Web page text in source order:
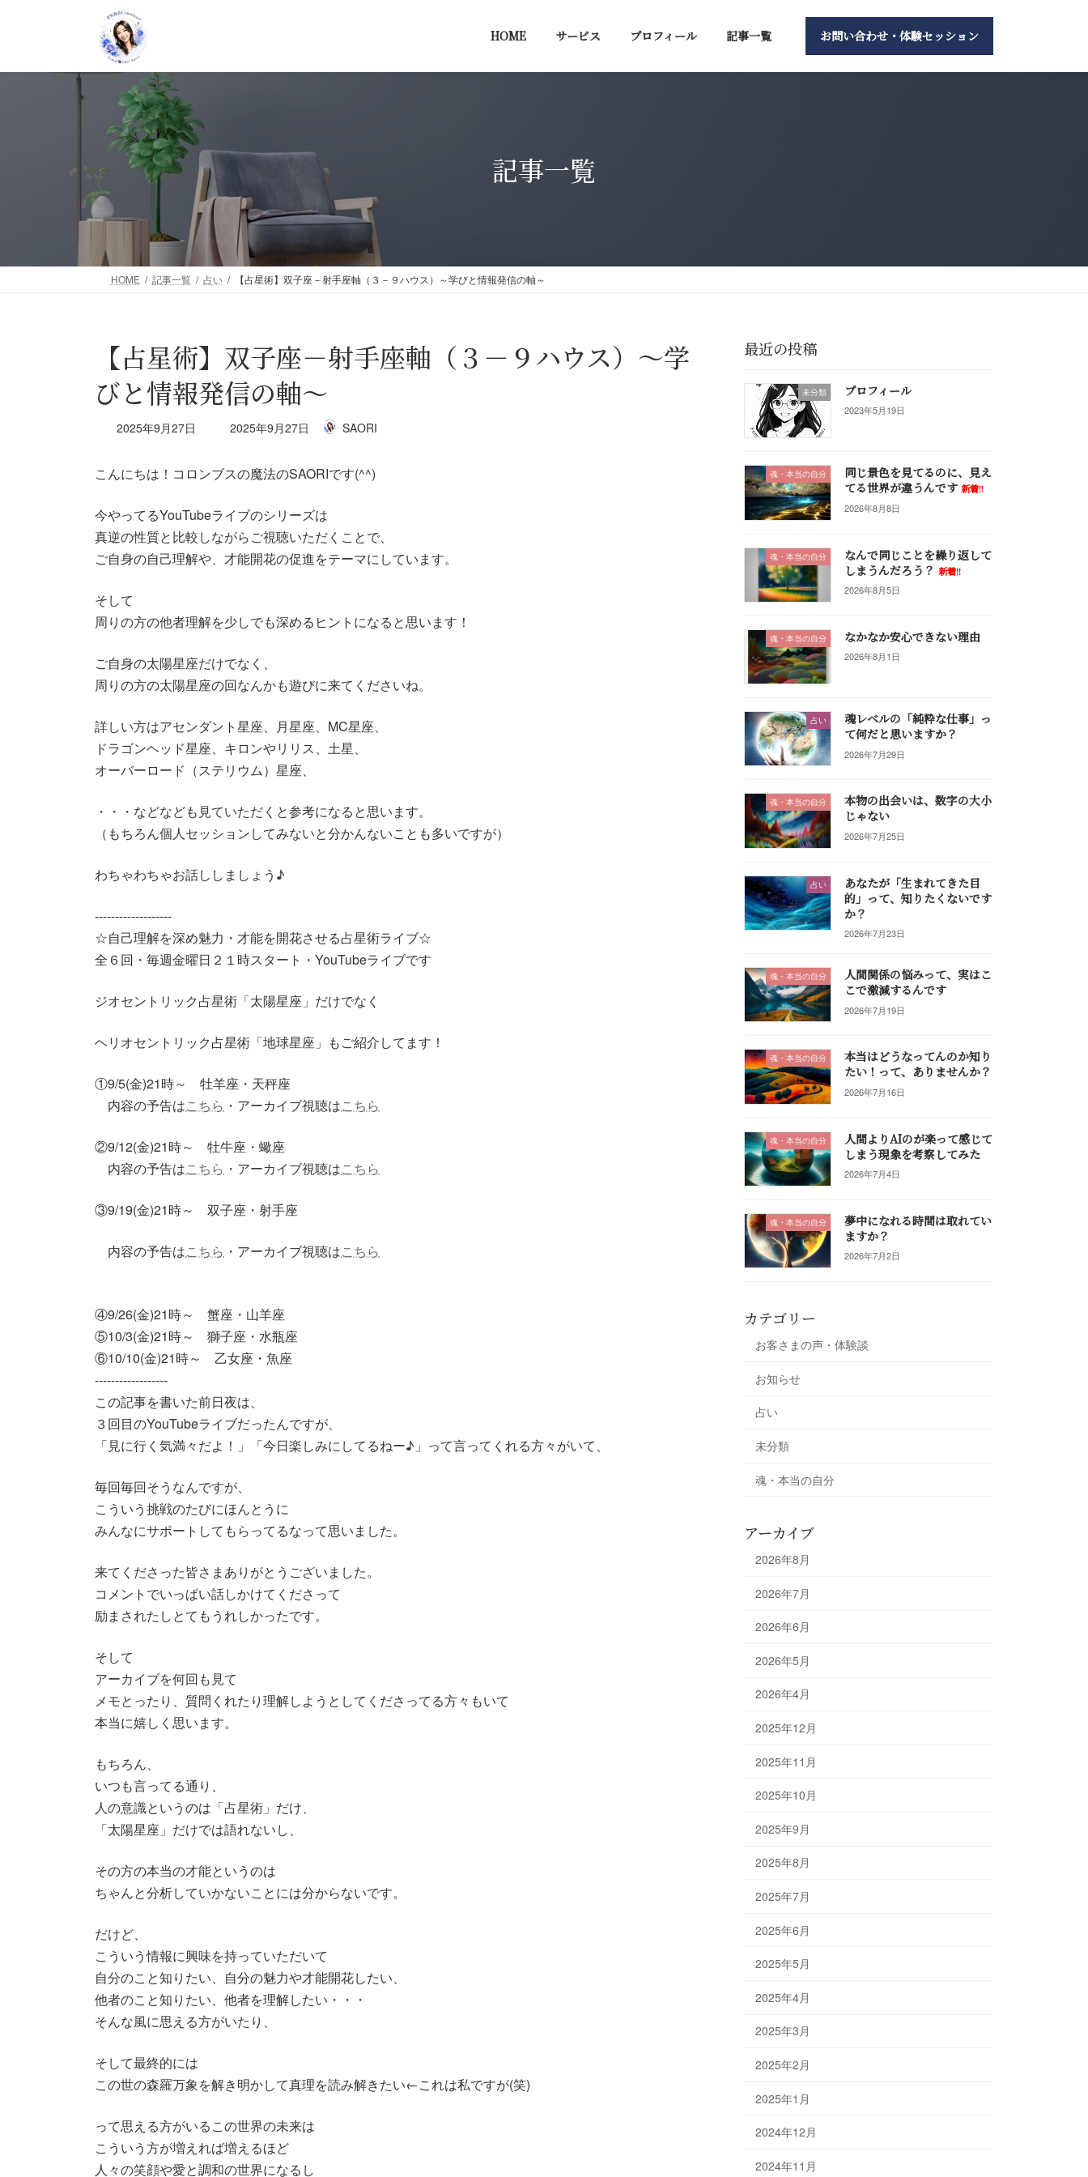
HOME サービス プロフィール 記事一覧 お問い合わせ・体験セッション
記事一覧
HOME 記事一覧 占い 【占星術】双子座－射手座軸（３－９ハウス）～学びと情報発信の軸～
【占星術】双子座－射手座軸（３－９ハウス）～学
びと情報発信の軸～
2025年9月27日
最
新
時
:
2025年9月27日 SAORI
こんにちは！コロンブスの魔法のSAORIです(^^)
今やってるYouTubeライブのシリーズは
真逆の性質と比較しながらご視聴いただくことで、
ご自身の自己理解や、才能開花の促進をテーマにしています。
そして
周りの方の他者理解を少しでも深めるヒントになると思います！
ご自身の太陽星座だけでなく、
周りの方の太陽星座の回なんかも遊びに来てくださいね。
詳しい方はアセンダント星座、月星座、MC星座、
ドラゴンヘッド星座、キロンやリリス、土星、
オーバーロード（ステリウム）星座、
・・・などなども見ていただくと参考になると思います。
（もちろん個人セッションしてみないと分かんないことも多いですが）
わちゃわちゃお話ししましょう♪
-------------------
☆自己理解を深め魅力・才能を開花させる占星術ライブ☆
全６回・毎週金曜日２１時スタート・YouTubeライブです
ジオセントリック占星術「太陽星座」だけでなく
ヘリオセントリック占星術「地球星座」もご紹介してます！
①9/5(金)21時～ 牡羊座・天秤座
内容の予告はこちら ・アーカイブ視聴はこちら
②9/12(金)21時～ 牡牛座・蠍座
内容の予告はこちら ・アーカイブ視聴はこちら
③9/19(金)21時～ 双子座・射手座
内容の予告はこちら ・アーカイブ視聴はこちら
④9/26(金)21時～ 蟹座・山羊座
⑤10/3(金)21時～ 獅子座・水瓶座
⑥10/10(金)21時～ 乙女座・魚座
------------------
この記事を書いた前日夜は、
３回目のYouTubeライブだったんですが、
「見に行く気満々だよ！」「今日楽しみにしてるねー♪」って言ってくれる方々がいて、
毎回毎回そうなんですが、
こういう挑戦のたびにほんとうに
みんなにサポートしてもらってるなって思いました。
来てくださった皆さまありがとうございました。
コメントでいっぱい話しかけてくださって
励まされたしとてもうれしかったです。
そして
アーカイブを何回も見て
メモとったり、質問くれたり理解しようとしてくださってる方々もいて
本当に嬉しく思います。
もちろん、
いつも言ってる通り、
人の意識というのは「占星術」だけ、
「太陽星座」だけでは語れないし、
その方の本当の才能というのは
ちゃんと分析していかないことには分からないです。
だけど、
こういう情報に興味を持っていただいて
自分のこと知りたい、自分の魅力や才能開花したい、
他者のこと知りたい、他者を理解したい・・・
そんな風に思える方がいたり、
そして最終的には
この世の森羅万象を解き明かして真理を読み解きたい←これは私ですが(笑)
って思える方がいるこの世界の未来は
こういう方が増えれば増えるほど
人々の笑顔や愛と調和の世界になるし
最近の投稿
未分類 プロフィール
2023年5月19日
魂・本当の自分
同じ景色を見てるのに、見え
てる世界が違うんです 新着!!
2026年8月8日
魂・本当の自分
なんで同じことを繰り返して
しまうんだろう？ 新着!!
2026年8月5日
魂・本当の自分 なかなか安心できない理由
2026年8月1日
占い
魂レベルの「純粋な仕事」っ
て何だと思いますか？
2026年7月29日
魂・本当の自分
本物の出会いは、数字の大小
じゃない
2026年7月25日
占い
あなたが「生まれてきた目
的」って、知りたくないです
か？
2026年7月23日
魂・本当の自分
人間関係の悩みって、実はこ
こで激減するんです
2026年7月19日
魂・本当の自分
本当はどうなってんのか知り
たい！って、ありませんか？
2026年7月16日
魂・本当の自分
人間よりAIのが楽って感じて
しまう現象を考察してみた
2026年7月4日
魂・本当の自分
夢中になれる時間は取れてい
ますか？
2026年7月2日
カテゴリー
お客さまの声・体験談
お知らせ
占い
未分類
魂・本当の自分
アーカイブ
2026年8月
2026年7月
2026年6月
2026年5月
2026年4月
2025年12月
2025年11月
2025年10月
2025年9月
2025年8月
2025年7月
2025年6月
2025年5月
2025年4月
2025年3月
2025年2月
2025年1月
2024年12月
2024年11月